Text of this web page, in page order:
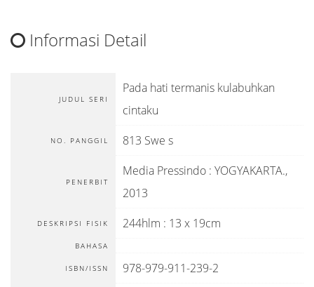
Informasi Detail
JUDUL SERI
Pada hati termanis kulabuhkan
cintaku
NO. PANGGIL 813 Swe s
PENERBIT
Media Pressindo : YOGYAKARTA.,
2013
DESKRIPSI FISIK 244hlm : 13 x 19cm
BAHASA
ISBN/ISSN 978-979-911-239-2